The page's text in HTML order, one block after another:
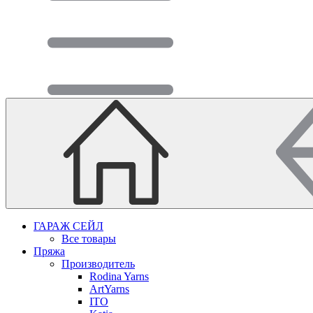
ГАРАЖ СЕЙЛ
Все товары
Пряжа
Производитель
Rodina Yarns
ArtYarns
ITO